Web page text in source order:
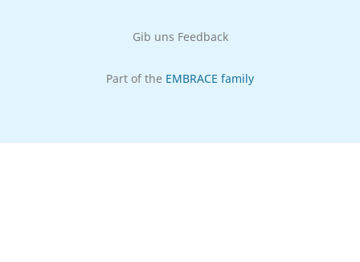
Gib uns Feedback
Part of the EMBRACE family